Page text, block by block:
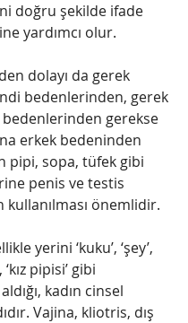
doğru şekilde ifade
yardımcı olur.
dolayı da gerek
bedenlerinden, gerek
gerekse
erkek bedeninden
pipi, sopa, tüfek gibi
penis ve testis
önemlidir.
yerini ‘kuku’, ‘şey’,
‘kız pipisi’ gibi
kadın cinsel
Vajina, kliotris, dış